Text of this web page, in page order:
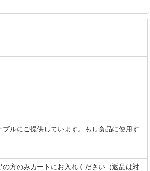
ルにご提供しています。もし食品に使用す
方のみカートにお入れください（返品は対